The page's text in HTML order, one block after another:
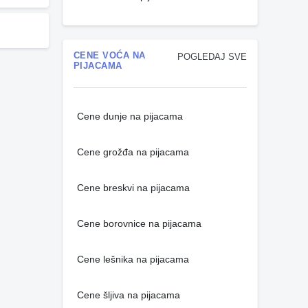
POGLEDAJ SVE
CENE VOĆA NA
PIJACAMA
Cene dunje na pijacama
Cene grožđa na pijacama
Cene breskvi na pijacama
Cene borovnice na pijacama
Cene lešnika na pijacama
Cene šljiva na pijacama